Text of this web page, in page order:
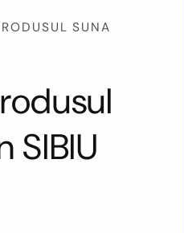
SUNA
SIBIU